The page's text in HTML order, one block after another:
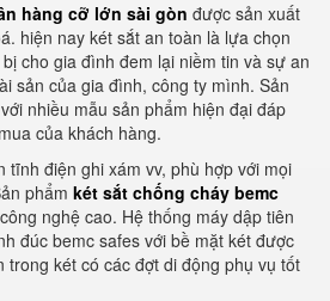
hàng cỡ lớn sài gòn được sản xuất
hiện nay két sắt an toàn là lựa chọn
cho gia đình đem lại niềm tin và sự an
sản của gia đình, công ty mình. Sản
nhiều mẫu sản phẩm hiện đại đáp
của khách hàng.
tĩnh điện ghi xám vv, phù hợp với mọi
phẩm két sắt chống cháy bemc
nghệ cao. Hệ thống máy dập tiên
đúc bemc safes với bề mặt két được
trong két có các đợt di động phụ vụ tốt